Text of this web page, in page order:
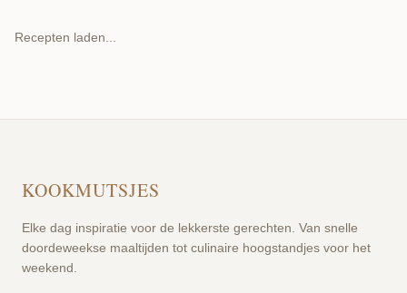
Recepten laden...
KOOKMUTSJES
Elke dag inspiratie voor de lekkerste gerechten. Van snelle
doordeweekse maaltijden tot culinaire hoogstandjes voor het
weekend.